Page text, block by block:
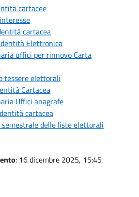
cartacee
cartacea
Elettronica
uffici per rinnovo Carta
tessere elettorali
Cartacea
Uffici anagrafe
cartacea
delle liste elettorali
: 16 dicembre 2025, 15:45